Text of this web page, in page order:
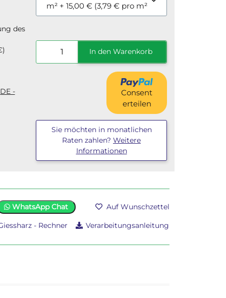
des
)
-
m² + 15,00 € (3,79 € pro m²)
In den Warenkorb
Consent
erteilen
Sie möchten in monatlichen
Raten zahlen? Weitere
Informationen
WhatsApp Chat Auf Wunschzettel
- Rechner Verarbeitungsanleitung